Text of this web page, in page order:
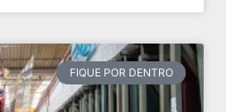
FIQUE POR DENTRO